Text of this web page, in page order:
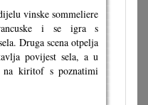
vinske sommeliere
i se igra s
Druga scena otpelja
povijest sela, a u
na kiritof s poznatimi